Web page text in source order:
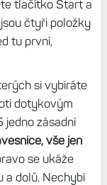
tlačítko Start a
čtyři položky
tu první,
si vybíráte
dotykovým
jedno zásadní
vše jen
se ukáže
a dolů. Nechybí